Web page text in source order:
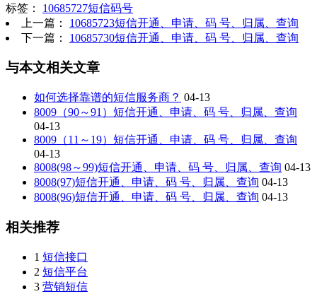
标签： 10685727短信码号
上一篇： 10685723短信开通、申请、码 号、归属、查询
下一篇： 10685730短信开通、申请、码 号、归属、查询
与本文相关文章
如何选择靠谱的短信服务商？ 04-13
8009（90～91）短信开通、申请、码 号、归属、查询
04-13
8009（11～19）短信开通、申请、码 号、归属、查询
04-13
8008(98～99)短信开通、申请、码 号、归属、查询 04-13
8008(97)短信开通、申请、码 号、归属、查询 04-13
8008(96)短信开通、申请、码 号、归属、查询 04-13
相关推荐
1 短信接口
2 短信平台
3 营销短信